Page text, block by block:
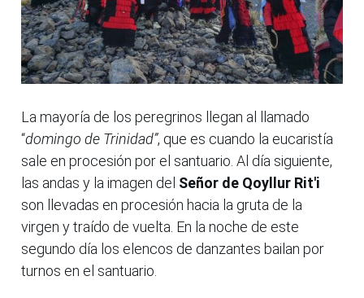
La mayoría de los peregrinos llegan al llamado
“domingo de Trinidad”, que es cuando la eucaristía
sale en procesión por el santuario. Al día siguiente,
las andas y la imagen del Señor de Qoyllur Rit'i
son llevadas en procesión hacia la gruta de la
virgen y traído de vuelta. En la noche de este
segundo día los elencos de danzantes bailan por
turnos en el santuario.